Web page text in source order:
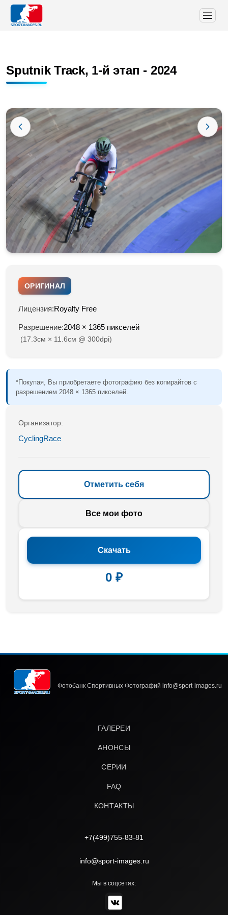
Sputnik Track, 1-й этап - 2024
ОРИГИНАЛ
Лицензия:Royalty Free
Разрешение:2048 × 1365 пикселей
(17.3см × 11.6см @ 300dpi)
*Покупая, Вы приобретаете фотографию без копирайтов с
разрешением 2048 × 1365 пикселей.
Организатор:
CyclingRace
Отметить себя
Все мои фото
Скачать
0 ₽
Фотобанк Спортивных Фотографий info@sport-images.ru
ГАЛЕРЕИ
АНОНСЫ
СЕРИИ
FAQ
КОНТАКТЫ
+7(499)755-83-81
info@sport-images.ru
Мы в соцсетях: